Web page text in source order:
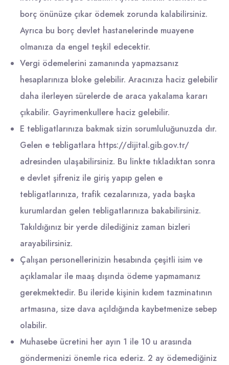
borç önünüze çıkar ödemek zorunda kalabilirsiniz.
Ayrıca bu borç devlet hastanelerinde muayene
olmanıza da engel teşkil edecektir.
Vergi ödemelerini zamanında yapmazsanız
hesaplarınıza bloke gelebilir. Aracınıza haciz gelebilir
daha ilerleyen sürelerde de araca yakalama kararı
çıkabilir. Gayrimenkullere haciz gelebilir.
E tebligatlarınıza bakmak sizin sorumluluğunuzda dır.
Gelen e tebligatlara https://dijital.gib.gov.tr/
adresinden ulaşabilirsiniz. Bu linkte tıkladıktan sonra
e devlet şifreniz ile giriş yapıp gelen e
tebligatlarınıza, trafik cezalarınıza, yada başka
kurumlardan gelen tebligatlarınıza bakabilirsiniz.
Takıldığınız bir yerde dilediğiniz zaman bizleri
arayabilirsiniz.
Çalışan personellerinizin hesabında çeşitli isim ve
açıklamalar ile maaş dışında ödeme yapmamanız
gerekmektedir. Bu ileride kişinin kıdem tazminatının
artmasına, size dava açıldığında kaybetmenize sebep
olabilir.
Muhasebe ücretini her ayın 1 ile 10 u arasında
göndermenizi önemle rica ederiz. 2 ay ödemediğiniz